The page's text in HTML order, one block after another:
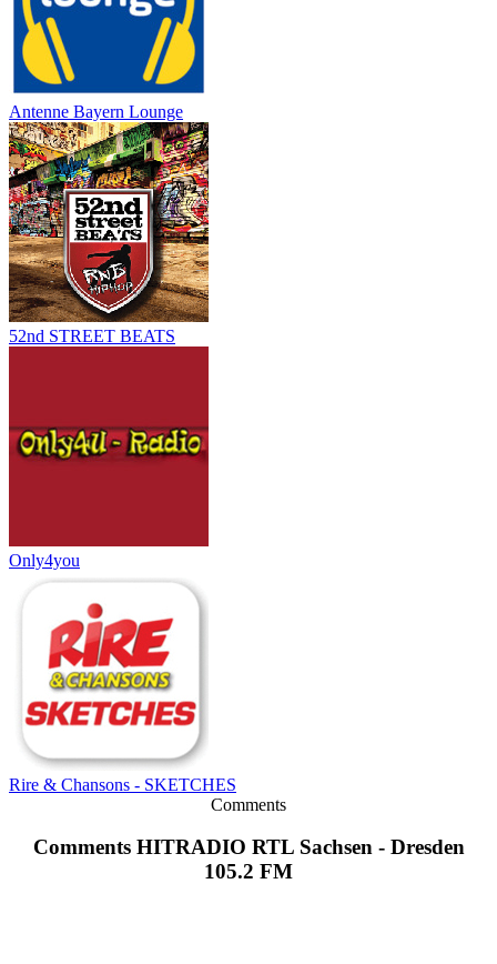
Antenne Bayern Lounge
52nd STREET BEATS
Only4you
Rire & Chansons - SKETCHES
Comments
Comments HITRADIO RTL Sachsen - Dresden
105.2 FM